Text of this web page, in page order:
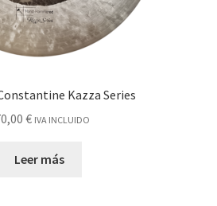
Kazza Series
€ IVA INCLUIDO
Leer más